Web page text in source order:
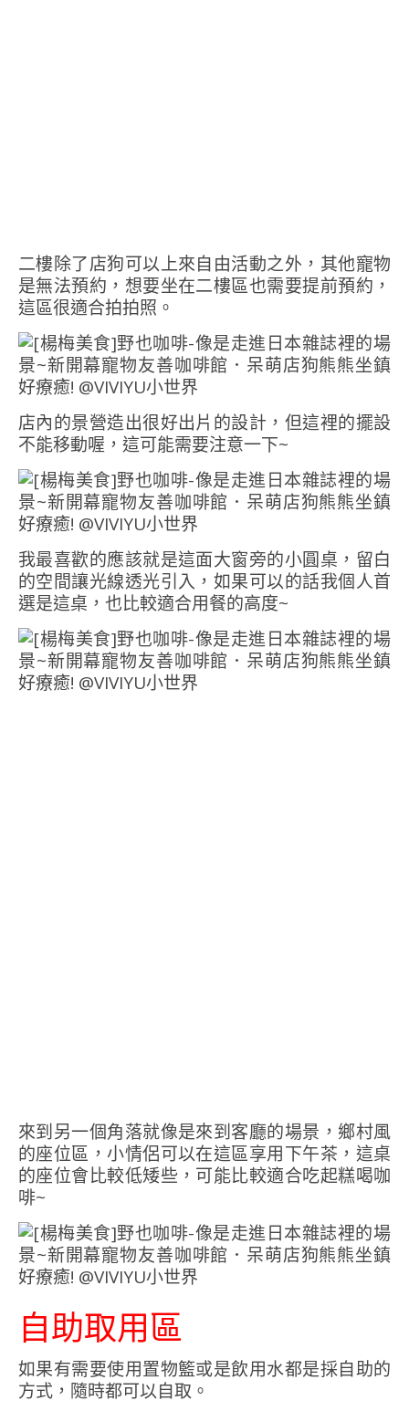
二樓除了店狗可以上來自由活動之外，其他寵物
是無法預約，想要坐在二樓區也需要提前預約，
這區很適合拍拍照。
店內的景營造出很好出片的設計，但這裡的擺設
不能移動喔，這可能需要注意一下~
我最喜歡的應該就是這面大窗旁的小圓桌，留白
的空間讓光線透光引入，如果可以的話我個人首
選是這桌，也比較適合用餐的高度~
來到另一個角落就像是來到客廳的場景，鄉村風
的座位區，小情侶可以在這區享用下午茶，這桌
的座位會比較低矮些，可能比較適合吃起糕喝咖
啡~
自助取用區
如果有需要使用置物籃或是飲用水都是採自助的
方式，隨時都可以自取。